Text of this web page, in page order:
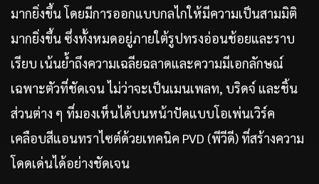
มากยิ่งขึ้น โดยมีการออกแบบกลไกให้มีความเป็นสามมิติ
มากยิ่งขึ้น ซึ่งทั้งหมดอยู่ภายใต้รูปทรงอ่อนช้อยและราบ
เรียบ เน้นย้ำถึงความเฉลียฉลาดและความมีเอกลักษณ์
เฉพาะตัวที่ชัดเจน ไม่ว่าจะเป็นเมนเพลท, บริดจ์ และชิ้น
ส่วนต่าง ๆ ที่มองเห็นได้บนหน้าปัดแบบโอเพ่นเวิร์ค
เคลือบสีแอนทราไซต์ด้วยเทคนิค PVD (พีวีดี) ที่สร้างความ
โดดเด่นได้อย่างชัดเจน